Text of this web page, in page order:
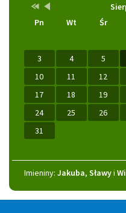
Kalendarz
Przestaw
na
Przestaw
na
Pn Wt Śr
3
4 5
10
11 12
17
18 19
24
25 26
31
Imieniny
Imieniny: Jakuba, Sławyi